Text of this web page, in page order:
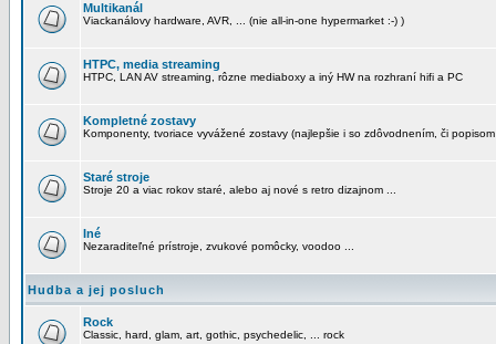
Multikanál
Viackanálovy hardware, AVR, ... (nie all-in-one hypermarket :-) )
HTPC, media streaming
HTPC, LAN AV streaming, rôzne mediaboxy a iný HW na rozhraní hifi a PC
Kompletné zostavy
Komponenty, tvoriace vyvážené zostavy (najlepšie i so zdôvodnením, či
Staré stroje
Stroje 20 a viac rokov staré, alebo aj nové s retro dizajnom ...
Iné
Nezaraditeľné prístroje, zvukové pomôcky, voodoo ...
Hudba a jej posluch
Rock
Classic, hard, glam, art, gothic, psychedelic, ... rock